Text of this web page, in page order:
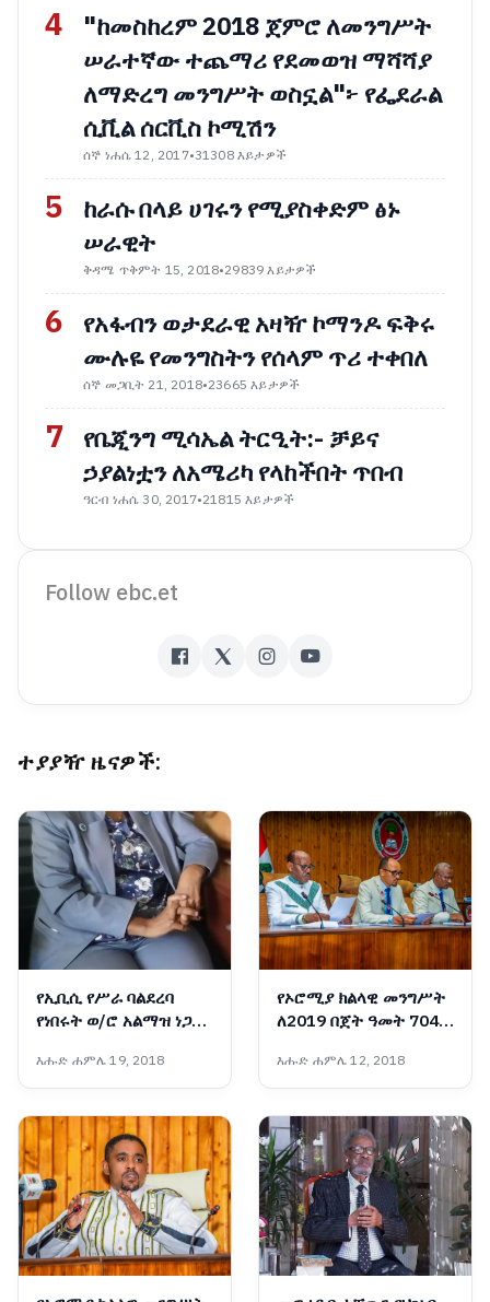
4
"ከመስከረም 2018 ጀምሮ ለመንግሥት
ሠራተኛው ተጨማሪ የደመወዝ ማሻሻያ
ለማድረግ መንግሥት ወስኗል"፦ የፌደራል
ሲቪል ሰርቪስ ኮሚሽን
ሰኞ ነሐሴ 12, 2017•31308 እይታዎች
5
ከራሱ በላይ ሀገሩን የሚያስቀድም ፅኑ
ሠራዊት
ቅዳሜ ጥቅምት 15, 2018•29839 እይታዎች
6
የአፋብን ወታደራዊ አዛዥ ኮማንዶ ፍቅሩ
ሙሉዬ የመንግስትን የሰላም ጥሪ ተቀበለ
ሰኞ መጋቢት 21, 2018•23665 እይታዎች
7
የቤጂንግ ሚሳኤል ትርዒት:- ቻይና
ኃያልነቷን ለአሜሪካ የላከችበት ጥበብ
ዓርብ ነሐሴ 30, 2017•21815 እይታዎች
Follow ebc.et
ተያያዥ ዜናዎች:
የኢቢሲ የሥራ ባልደረባ
የነበሩት ወ/ሮ አልማዝ ነጋሽ
እሑድ ሐምሌ 19, 2018
የኦሮሚያ ክልላዊ መንግሥት
ለ2019 በጀት ዓመት 704
እሑድ ሐምሌ 12, 2018